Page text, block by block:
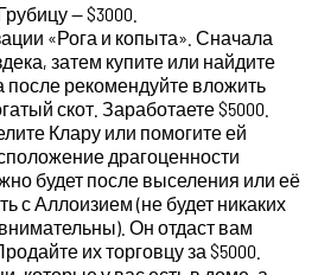
— $3000.
«Рога и копыта». Сначала
затем купите или найдите
после рекомендуйте вложить
скот. Заработаете $5000.
Клару или помогите ей
драгоценности
будет после выселения или её
с Аллоизием (не будет никаких
Он отдаст вам
их торговцу за $5000.